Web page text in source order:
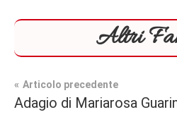
Altri
Tag
Fantasy
Navigazione
Articolo precedente
Adagio di Mariarosa